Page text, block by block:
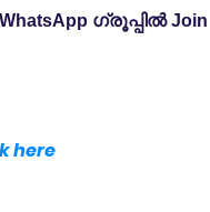
ഗ്രൂപ്പിൽ Join
here